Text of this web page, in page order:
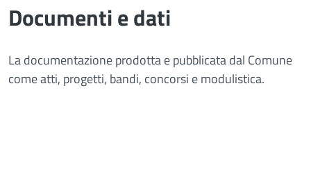
Documenti e dati
La documentazione prodotta e pubblicata dal Comune
come atti, progetti, bandi, concorsi e modulistica.